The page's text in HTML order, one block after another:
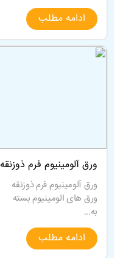
ادامه مطلب
ورق آلومینیوم فرم ذوزنقه
ورق آلومینیوم فرم ذوزنقه
ورق های الومینیوم بسته
به...
ادامه مطلب